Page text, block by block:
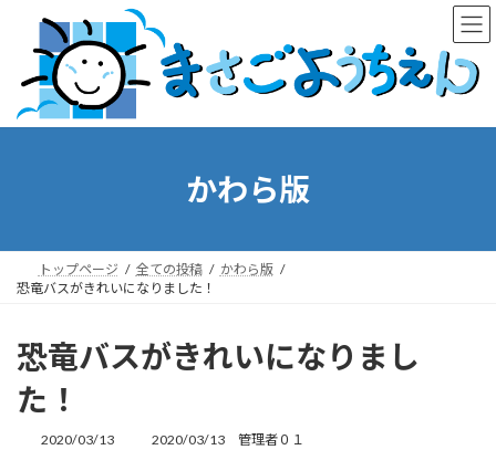
かわら版
トップページ 全ての投稿
かわら版
恐竜バスがきれいになりました！
恐竜バスがきれいになりまし
た！
2020/03/13
最
2020/03/13 管理者０１